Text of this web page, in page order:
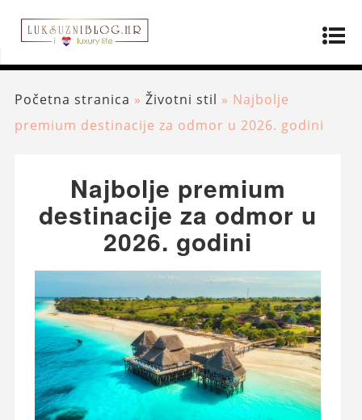
Početna stranica » Životni stil » Najbolje
premium destinacije za odmor u 2026. godini
Najbolje premium
destinacije za odmor u
2026. godini